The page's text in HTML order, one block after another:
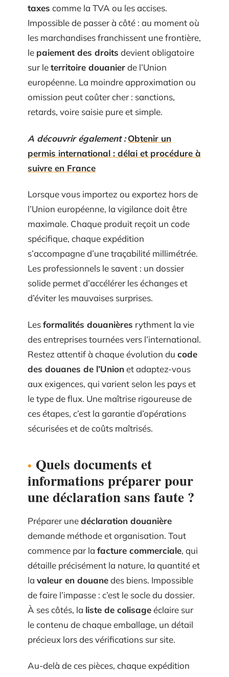
taxes comme la TVA ou les accises.
Impossible de passer à côté : au moment où
les marchandises franchissent une frontière,
le paiement des droits devient obligatoire
sur leterritoire douanierde l’Union
européenne. La moindre approximation ou
omission peut coûter cher : sanctions,
retards, voire saisie pure et simple.
A découvrir également : Obtenir un
permis international : délai et procédure à
suivre en France
Lorsque vous importez ou exportez hors de
l’Union européenne, la vigilance doit être
maximale. Chaque produit reçoit un code
spécifique, chaque expédition
s’accompagne d’une traçabilité millimétrée.
Les professionnels le savent : un dossier
solide permet d’accélérer les échanges et
d’éviter les mauvaises surprises.
Lesformalités douanières rythment la vie
des entreprises tournées vers l’international.
Restez attentif à chaque évolution du code
des douanes de l’Unionet adaptez-vous
aux exigences, qui varient selon les pays et
le type de flux. Une maîtrise rigoureuse de
ces étapes, c’est la garantie d’opérations
sécurisées et de coûts maîtrisés.
Quels documents et
informations préparer pour
une déclaration sans faute ?
Préparer unedéclaration douanière
demande méthode et organisation. Tout
commence par la facture commerciale, qui
détaille précisément la nature, la quantité et
la valeur en douanedes biens. Impossible
de faire l’impasse : c’est le socle du dossier.
À ses côtés, la liste de colisageéclaire sur
le contenu de chaque emballage, un détail
précieux lors des vérifications sur site.
Au-delà de ces pièces, chaque expédition